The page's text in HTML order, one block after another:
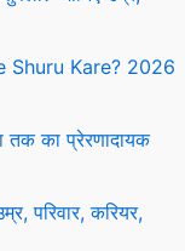
Shuru Kare? 2026
का प्रेरणादायक
परिवार, करियर,